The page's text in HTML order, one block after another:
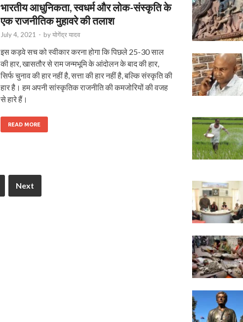
भारतीय आधुनिकता, स्वधर्म और लोक-संस्कृति के
एक राजनीतिक मुहावरे की तलाश
July 4, 2021 - byयोगेंद्र यादव
इस कड़वे सच को स्वीकार करना होगा कि पिछले 25-30 साल
की हार, खासतौर से राम जन्मभूमि के आंदोलन के बाद की हार,
सिर्फ चुनाव की हार नहीं है, सत्ता की हार नहीं है, बल्कि संस्कृति की
हार है। हम अपनी सांस्कृतिक राजनीति की कमजोरियों की वजह
से हारे हैं।
READ MORE
Next